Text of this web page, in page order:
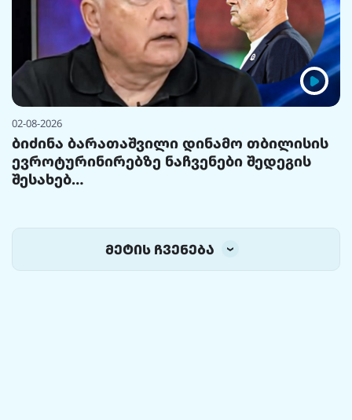
02-08-2026
ბიძინა ბარათაშვილი დინამო თბილისის
ევროტურინირებზე ნაჩვენები შედეგის
შესახებ…
მეტის ჩვენება